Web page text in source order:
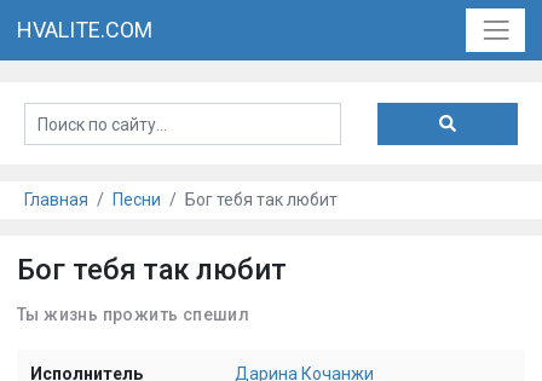
HVALITE.COM
Главная Песни Бог тебя так любит
Бог тебя так любит
Ты жизнь прожить спешил
Исполнитель Дарина Кочанжи